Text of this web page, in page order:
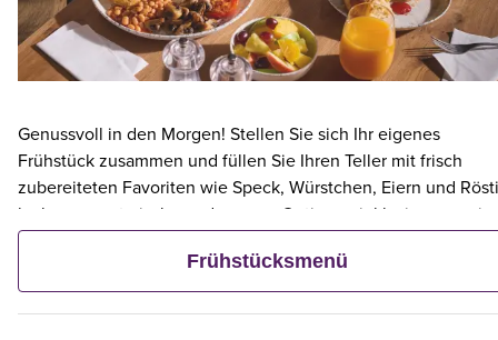
Genussvoll in den Morgen! Stellen Sie sich Ihr eigenes
Frühstück zusammen und füllen Sie Ihren Teller mit frisch
zubereiteten Favoriten wie Speck, Würstchen, Eiern und
leckere vegetarische und vegane Optionen inklusive – sowie
kontinentalen Köstlichkeiten wie Obst, Müsli und frischem
Gebäck. Und wenn ein Erwachsener ein Premier Inn-
bestellt, frühstücken bis zu zwei Kinder kostenlos mit.**
Frühstücksmenü